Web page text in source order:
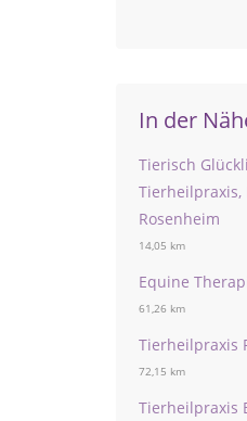
In der
Tierisch
Tierheilpraxis,
Rosenheim
14,05 km
Equine
61,26 km
Tierheilpraxis
72,15 km
Tierheilpraxis